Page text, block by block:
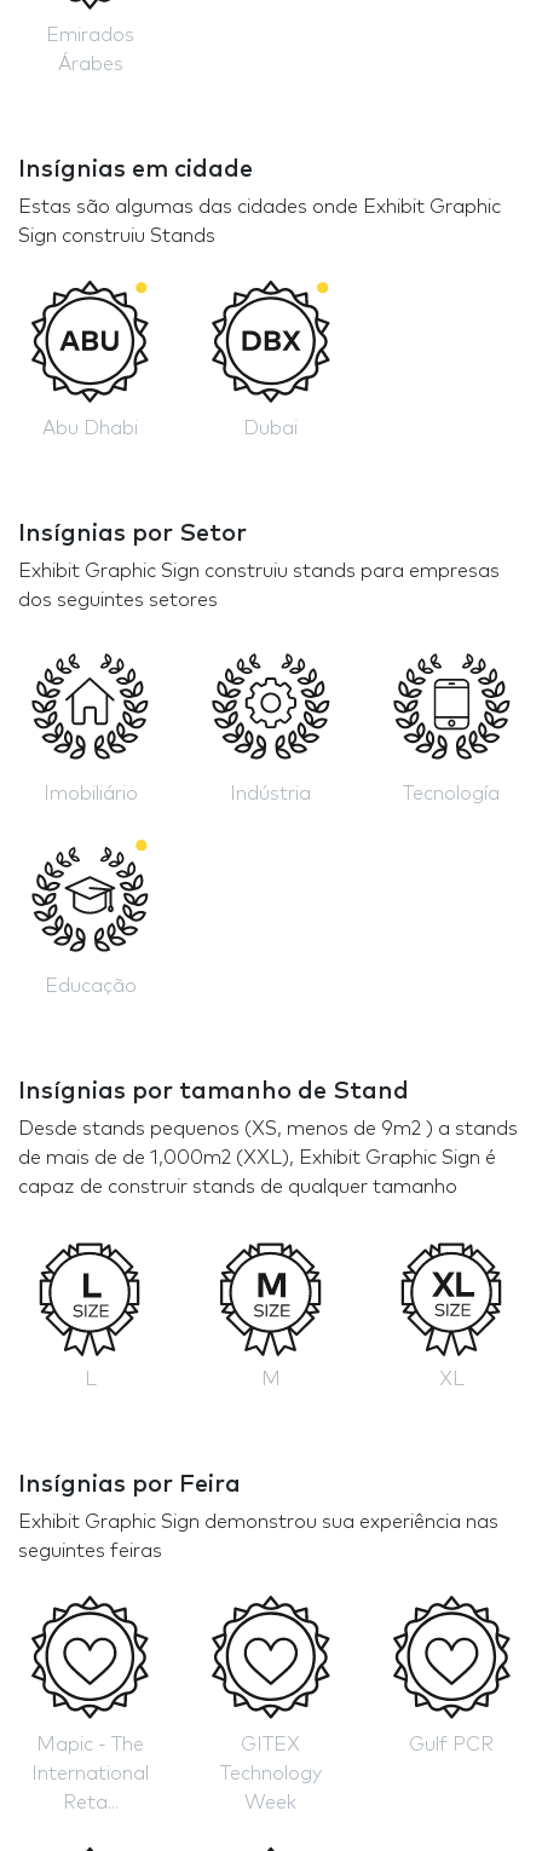
Emirados
Árabes
Insígnias em cidade
Estas são algumas das cidades onde Exhibit Graphic
Sign construiu Stands
Abu Dhabi Dubai
Insígnias por Setor
Exhibit Graphic Sign construiu stands para empresas
dos seguintes setores
Imobiliário Indústria Tecnología
Educação
Insígnias por tamanho de Stand
Desde stands pequenos (XS, menos de 9m2 ) a stands
de mais de de 1,000m2 (XXL), Exhibit Graphic Sign é
capaz de construir stands de qualquer tamanho
M XL
Insígnias por Feira
Exhibit Graphic Sign demonstrou sua experiência nas
seguintes feiras
Mapic - The
International
Reta...
GITEX
Technology
Week
Gulf PCR